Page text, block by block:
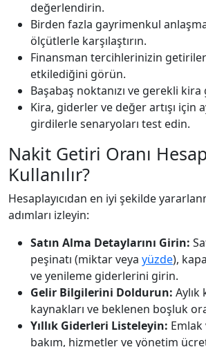
değerlendirin.
Birden fazla gayrimenkul
ölçütlerle karşılaştırın.
Finansman tercihlerinizin
etkilediğini görün.
Başabaş noktanızı ve gerekli kira
Kira, giderler ve değer artışı için
girdilerle senaryoları test edin.
Nakit Getiri Oranı
Kullanılır?
Hesaplayıcıdan en iyi şekilde
adımları izleyin:
Satın Alma Detaylarını Girin:
peşinatı (miktar veya yüzde),
ve yenileme giderlerini girin.
Gelir Bilgilerini Doldurun: Aylık
kaynakları ve beklenen boşluk
Yıllık Giderleri Listeleyin:
bakım, hizmetler ve yönetim